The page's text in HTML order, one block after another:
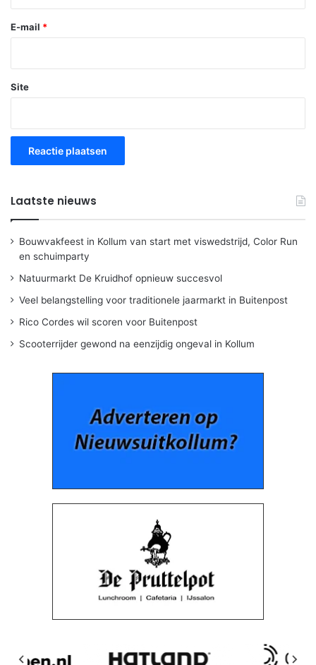
E-mail *
Site
Laatste nieuws
Bouwvakfeest in Kollum van start met viswedstrijd, Color Run
en schuimparty
Natuurmarkt De Kruidhof opnieuw succesvol
Veel belangstelling voor traditionele jaarmarkt in Buitenpost
Rico Cordes wil scoren voor Buitenpost
Scooterrijder gewond na eenzijdig ongeval in Kollum